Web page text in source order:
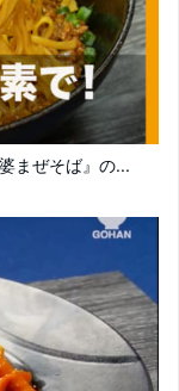
まぜそば』の...